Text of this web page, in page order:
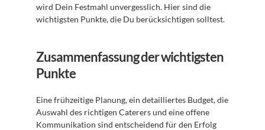
wird Dein Festmahl unvergesslich. Hier sind die
wichtigsten Punkte, die Du berücksichtigen solltest.
Zusammenfassung der wichtigsten
Punkte
Eine frühzeitige Planung, ein detailliertes Budget, die
Auswahl des richtigen Caterers und eine offene
Kommunikation sind entscheidend für den Erfolg